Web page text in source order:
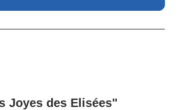
Joyes des Elisées"